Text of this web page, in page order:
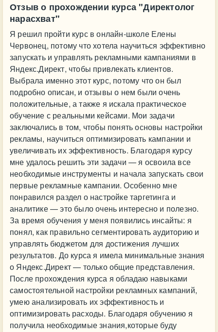
Отзыв о прохождении курса "Директолог
нарасхват"
Я решил пройти курс в онлайн-школе Елены
Червонец, потому что хотела научиться эффективно
запускать и управлять рекламными кампаниями в
Яндекс.Директ, чтобы привлекать клиентов.
Выбрала именно этот курс, потому что он был
подробно описан, и отзывы о нем были очень
положительные, а также я искала практическое
обучение с реальными кейсами. Мои задачи
заключались в том, чтобы понять основы настройки
рекламы, научиться оптимизировать кампании и
увеличивать их эффективность. Благодаря курсу
мне удалось решить эти задачи — я освоила все
необходимые инструменты и начала запускать свои
первые рекламные кампании. Особенно мне
понравился раздел о настройке таргетинга и
аналитике — это было очень интересно и полезно.
За время обучения у меня появились инсайты: я
понял, как правильно сегментировать аудиторию и
управлять бюджетом для достижения лучших
результатов. До курса я имела минимальные знания
о Яндекс.Директ — только общие представления.
После прохождения курса я обладаю навыками
самостоятельной настройки рекламных кампаний,
умею анализировать их эффективность и
оптимизировать расходы. Благодаря обучению я
получила необходимые знания,которые буду